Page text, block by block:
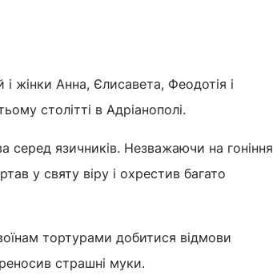
жінки Анна, Єлисавета, Феодотія і
столітті в Адріанополі.
серед язичників. Незважаючи на гоніння
у святу віру і охрестив багато
тортурами добитися відмови
страшні муки.